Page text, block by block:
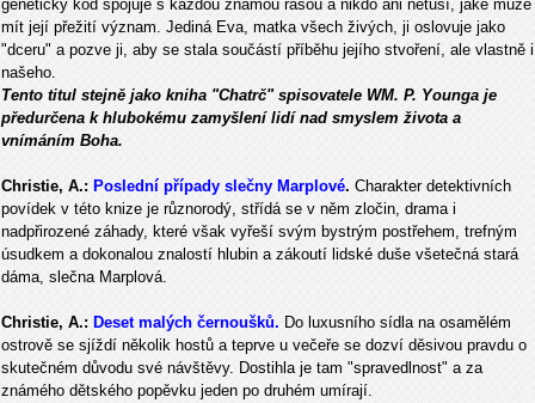
genetický kód spojuje s každou známou rasou a nikdo ani netuší, jaké může
mít její přežití význam. Jediná Eva, matka všech živých, ji oslovuje jako
"dceru" a pozve ji, aby se stala součástí příběhu jejího stvoření, ale vlastně i
našeho.
Tento titul stejně jako kniha "Chatrč" spisovatele WM. P. Younga je
předurčena k hlubokému zamyšlení lidí nad smyslem života a
vnímáním Boha.
Christie, A.: Poslední případy slečny Marplové. Charakter detektivních
povídek v této knize je různorodý, střídá se v něm zločin, drama i
nadpřirozené záhady, které však vyřeší svým bystrým postřehem, trefným
úsudkem a dokonalou znalostí hlubin a zákoutí lidské duše všetečná stará
dáma, slečna Marplová.
Christie, A.: Deset malých černoušků. Do luxusního sídla na osamělém
ostrově se sjíždí několik hostů a teprve u večeře se dozví děsivou pravdu o
skutečném důvodu své návštěvy. Dostihla je tam "spravedlnost" a za
známého dětského popěvku jeden po druhém umírají.